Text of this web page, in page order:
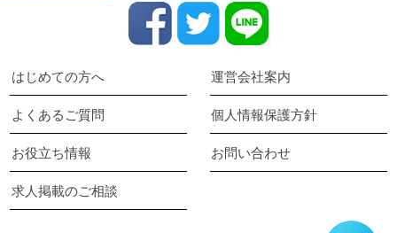
はじめての方へ 運営会社案内
よくあるご質問 個人情報保護方針
お役立ち情報 お問い合わせ
求人掲載のご相談